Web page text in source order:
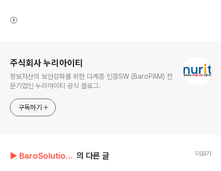
주식회사 누리아이티
정보자산의 보안강화를 위한 다계층 인증SW (BaroPAM) 전
문기업인 누리아이티 공식 블로그.
구독하기
▶ BaroSolution/소개서 의 다른 글 더보기